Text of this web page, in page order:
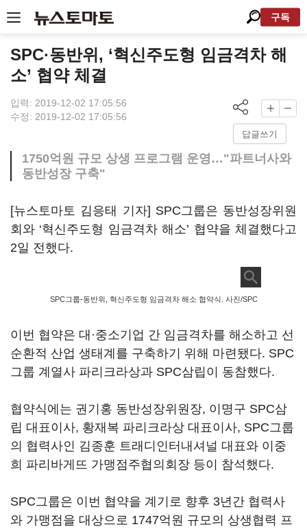
구독
SPC·동반위, ‘혁신주도형 임금격차 해
소’ 협약 체결
입력: 2019-12-02 17:05:56
수정: 2019-12-02 17:05:56
답글쓰기
1750억원 규모 상생 프로그램 운영…"파트너사와
동반성장 구축"
[뉴스토마토 김응태 기자] SPC그룹은 동반성장위원
회와 ‘혁신주도형 임금격차 해소’ 협약을 체결했다고
2일 전했다.
SPC그룹-동반위, 혁신주도형 임금격차 해소 협약식. 사진/SPC
이번 협약은 대·중소기업 간 임금격차를 해소하고 선
순환적 산업 생태계를 구축하기 위해 마련됐다. SPC
그룹 계열사 파리크라상과 SPC삼립이 동참했다.
협약식에는 권기홍 동반성장위원장, 이명구 SPC삼
립 대표이사, 황재복 파리크라상 대표이사, SPC그룹
의 협력사인 김종훈 트래디인터내셔널 대표와 이중
희 파리바게뜨 가맹점주협의회장 등이 참석했다.
SPC그룹은 이번 협약을 계기로 향후 3년간 협력사
와 가맹점을 대상으로 1747억원 규모의 상생협력 프